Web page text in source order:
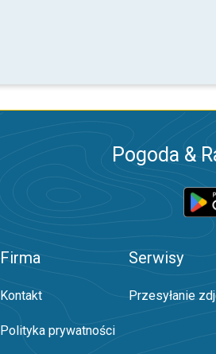
Pogoda &
Firma
Kontakt
Polityka prywatności
Serwisy
Przesyłanie